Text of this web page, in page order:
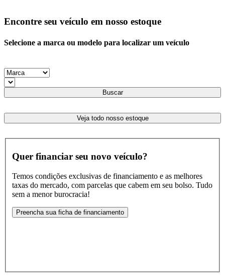
Encontre seu veículo em nosso estoque
Selecione a marca ou modelo para localizar um veículo
Buscar
Veja todo nosso estoque
Quer financiar seu novo veículo?
Temos condições exclusivas de financiamento e as melhores
taxas do mercado, com parcelas que cabem em seu bolso. Tudo
sem a menor burocracia!
Preencha sua ficha de financiamento